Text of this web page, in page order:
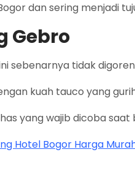
dan sering menjadi
Gebro
sebenarnya tidak
kuah tauco yang
yang wajib dicoba saat
Hotel Bogor Harga